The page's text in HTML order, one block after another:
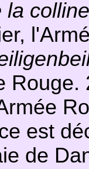
la
Rouge.
est
de